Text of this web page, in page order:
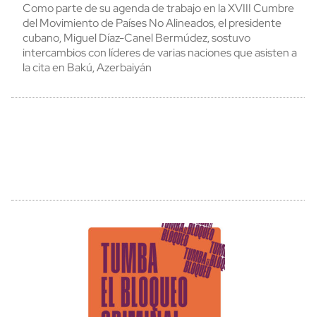
Como parte de su agenda de trabajo en la XVIII Cumbre
del Movimiento de Países No Alineados, el presidente
cubano, Miguel Díaz-Canel Bermúdez, sostuvo
intercambios con líderes de varias naciones que asisten a
la cita en Bakú, Azerbaiyán